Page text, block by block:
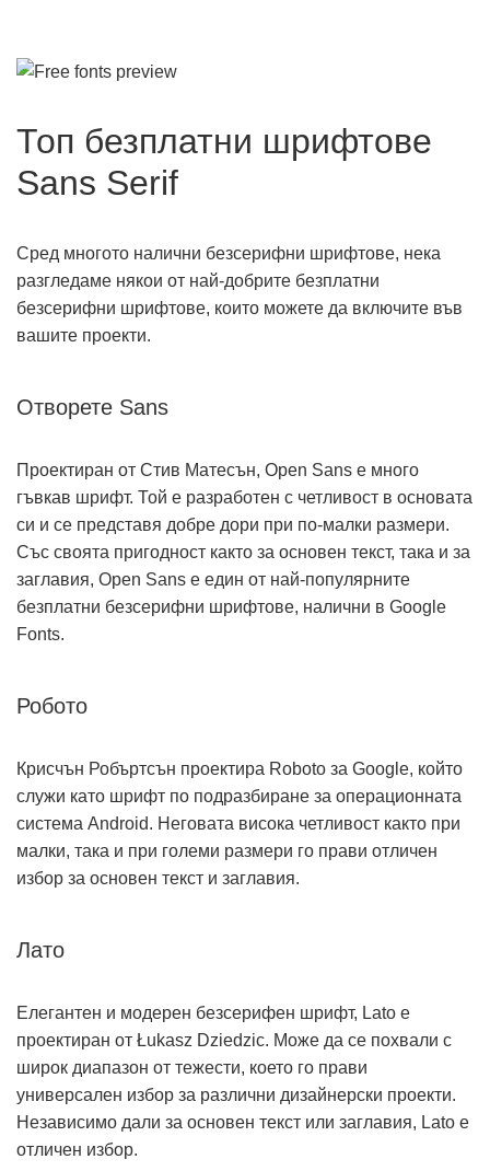
Топ безплатни шрифтове
Sans Serif
Сред многото налични безсерифни шрифтове, нека
разгледаме някои от най-добрите безплатни
безсерифни шрифтове, които можете да включите във
вашите проекти.
Отворете Sans
Проектиран от Стив Матесън, Open Sans е много
гъвкав шрифт. Той е разработен с четливост в основата
си и се представя добре дори при по-малки размери.
Със своята пригодност както за основен текст, така и за
заглавия, Open Sans е един от най-популярните
безплатни безсерифни шрифтове, налични в Google
Fonts.
Робото
Крисчън Робъртсън проектира Roboto за Google, който
служи като шрифт по подразбиране за операционната
система Android. Неговата висока четливост както при
малки, така и при големи размери го прави отличен
избор за основен текст и заглавия.
Лато
Елегантен и модерен безсерифен шрифт, Lato е
проектиран от Łukasz Dziedzic. Може да се похвали с
широк диапазон от тежести, което го прави
универсален избор за различни дизайнерски проекти.
Независимо дали за основен текст или заглавия, Lato е
отличен избор.